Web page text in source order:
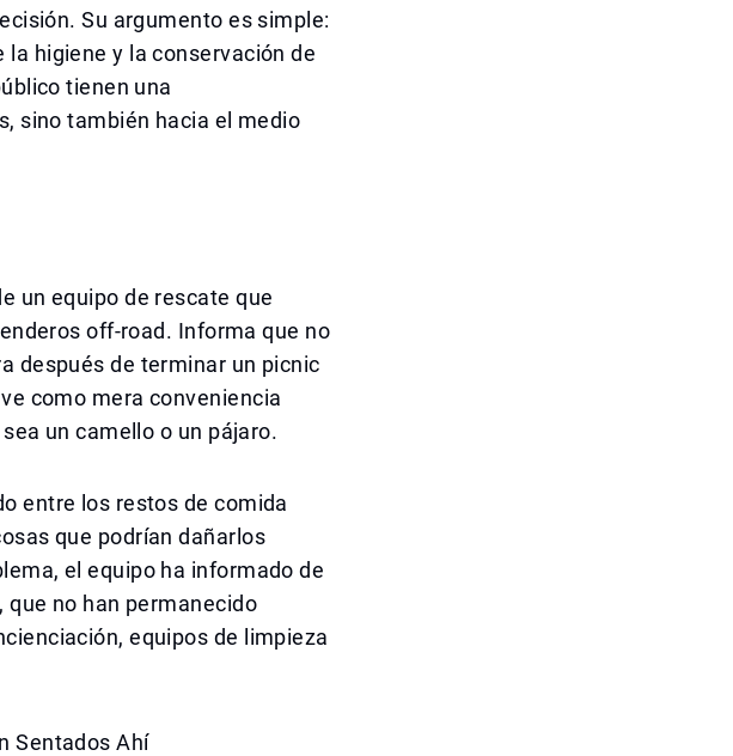
Su argumento es simple:
higiene y la conservación de
tienen una
sino también hacia el medio
un equipo de rescate que
off-road. Informa que no
después de terminar un picnic
como mera conveniencia
un camello o un pájaro.
entre los restos de comida
que podrían dañarlos
el equipo ha informado de
que no han permanecido
equipos de limpieza
Sentados Ahí